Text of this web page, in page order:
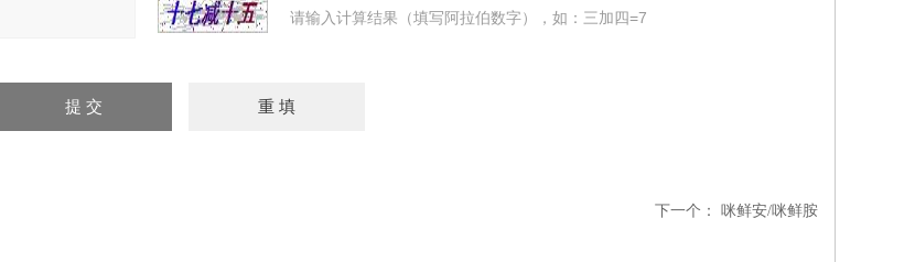
请输入计算结果（填写阿拉伯数字），如：三加四=7
下一个： 咪鲜安/咪鲜胺